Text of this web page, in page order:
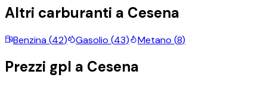
Altri carburanti a Cesena
Benzina(42) Gasolio (43) Metano (8)
Prezzi gpl a Cesena